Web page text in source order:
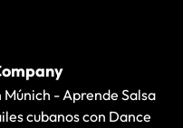
- Aprende Salsa
cubanos con Dance